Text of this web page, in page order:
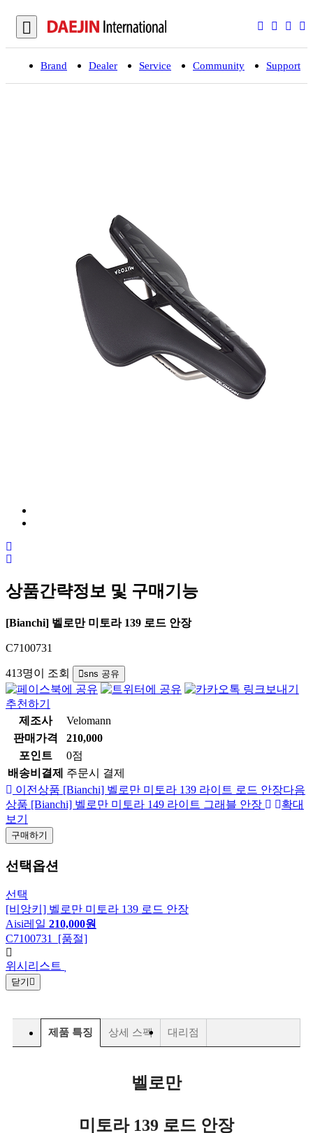
Brand Dealer Service Community Support
상품간략정보 및 구매기능
[Bianchi] 벨로만 미토라 139 로드 안장
C7100731
413명이 조회 sns 공유
추천하기
제조사
Velomann
판매가격
210,000
포인트
0점
배송비결제
주문시 결제
이전상품 [Bianchi] 벨로만 미토라 139 라이트 로드 안장다음
상품 [Bianchi] 벨로만 미토라 149 라이트 그래블 안장
확대
보기
구매하기
선택옵션
선택
[비앙키] 벨로만 미토라 139 로드 안장
Aisi레일 210,000원
C7100731 [품절]
위시리스트
닫기
제품 특징 상세 스펙 대리점
벨로만
미토라 139 로드 안장